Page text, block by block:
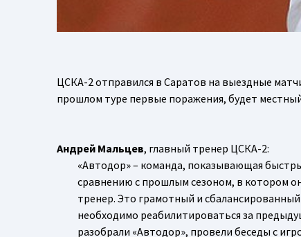
ЦСКА-2 отправился в Саратов на выездные
прошлом туре первые поражения, будет
Андрей Мальцев, главный тренер ЦСКА-2:
«Автодор» – команда, показывающая
сравнению с прошлым сезоном, в котором
тренер. Это грамотный и
необходимо реабилитироваться за
разобрали «Автодор», провели беседы с